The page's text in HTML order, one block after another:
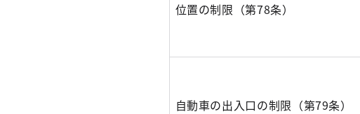
位置の制限（第78条）
自動車の出入口の制限（第79条）